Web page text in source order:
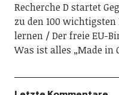
Recherche D startet
zu den 100 wichtigsten
lernen
Der freie EU-
Was ist alles „Made in